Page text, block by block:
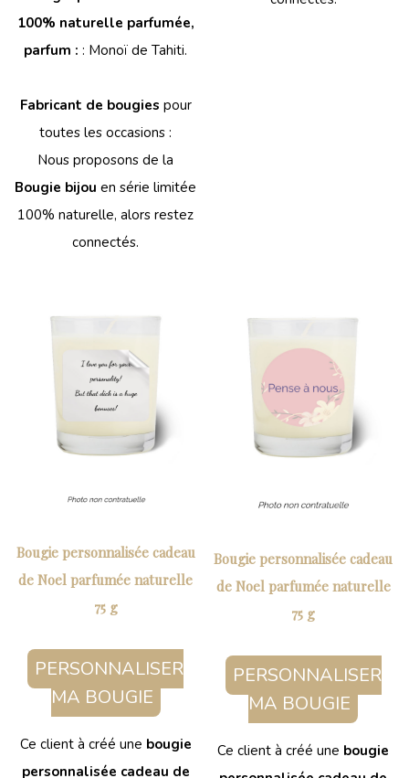
100% naturelle parfumée,
parfum :: Monoï de Tahiti.
Fabricant de bougies pour
toutes les occasions :
Nous proposons de la
Bougie bijou en série limitée
100% naturelle, alors restez
connectés.
Bougie personnalisée cadeau
de Noel parfumée naturelle
75 g
PERSONNALISER
MA BOUGIE
Ce client à créé une bougie
personnalisée cadeau de
Bougie personnalisée cadeau
de Noel parfumée naturelle
75 g
PERSONNALISER
MA BOUGIE
Ce client à créé une bougie